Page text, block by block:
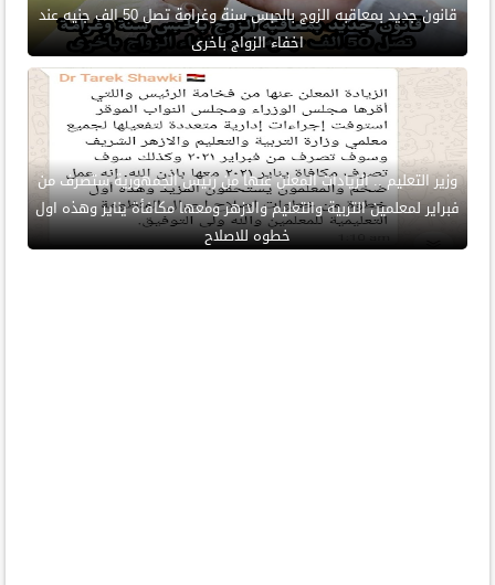
قانون جديد بمعاقبه الزوج بالحبس سنة وغرامة تصل 50 الف جنيه عند
اخفاء الزواج باخرى
وزير التعليم .. الزيادات المعلن عنها من رئيس الجمهورية ستصرف من
فبراير لمعلمين التربية والتعليم والازهر ومعها مكافأة يناير وهذه اول
خطوه للاصلاح